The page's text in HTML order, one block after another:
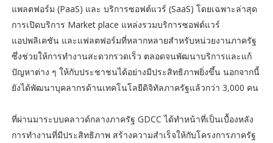
แพลตฟอร์ม (PaaS) และ บริการซอฟต์แวร์ (SaaS) โดยเฉพาะล่าสุด
การเปิดบริการ Market place แหล่งรวมบริการซอฟต์แวร์
แอปพลิเคชัน และแฟลตฟอร์มที่หลากหลายสำหรับหน่วยงานภาครัฐ
ซึ่งช่วยให้การทำงานสะดวกรวดเร็ว ตลอดจนพัฒนาบริการและแก้
ปัญหาต่าง ๆ ให้กับประชาชนได้อย่างมีประสิทธิภาพยิ่งขึ้น นอกจากนี้
ยังได้พัฒนาบุคลากรด้านเทคโนโลยีดิจิทัลภาครัฐแล้วกว่า 3,000 คน
ที่ผ่านมาระบบคลาวด์กลางภาครัฐ GDCC ได้ทำหน้าที่เป็นเบื้องหลัง
การทำงานที่มีประสิทธิภาพ สร้างความสำเร็จให้กับโครงการภาครัฐ